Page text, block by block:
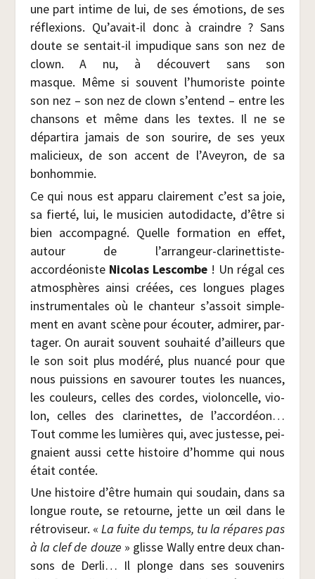
une part intime de lui, de ses émo­tions, de ses
réflexions. Qu’avait-il donc à craindre ? Sans
doute se sen­tait-il impu­dique sans son nez de
clown. A nu, à décou­vert sans son
masque. Même si sou­vent l’humoriste pointe
son nez – son nez de clown s’entend – entre les
chan­sons et même dans les textes. Il ne se
dépar­ti­ra jamais de son sou­rire, de ses yeux
mali­cieux, de son accent de l’Aveyron, de sa
bonhommie.
Ce qui nous est appa­ru clai­re­ment c’est sa joie,
sa fier­té, lui, le musi­cien auto­di­dacte, d’être si
bien accom­pa­gné. Quelle for­ma­tion en effet,
autour de l’arrangeur-clarinettiste-
accordéoniste Nico­las Les­combe ! Un régal ces
atmo­sphères ain­si créées, ces longues plages
ins­tru­men­tales où le chan­teur s’assoit sim­ple­
ment en avant scène pour écou­ter, admi­rer, par­
ta­ger. On aurait sou­vent sou­hai­té d’ailleurs que
le son soit plus modé­ré, plus nuan­cé pour que
nous puis­sions en savou­rer toutes les nuances,
les cou­leurs, celles des cordes, vio­lon­celle, vio­
lon, celles des cla­ri­nettes, de l’accordéon…
Tout comme les lumières qui, avec jus­tesse, pei­
gnaient aus­si cette his­toire d’homme qui nous
était contée.
Une his­toire d’être humain qui sou­dain, dans sa
longue route, se retourne, jette un œil dans le
rétro­vi­seur. « La fuite du temps, tu la répares pas
à la clef de douze » glisse Wal­ly entre deux chan­
sons de Der­li… Il plonge dans ses sou­ve­nirs